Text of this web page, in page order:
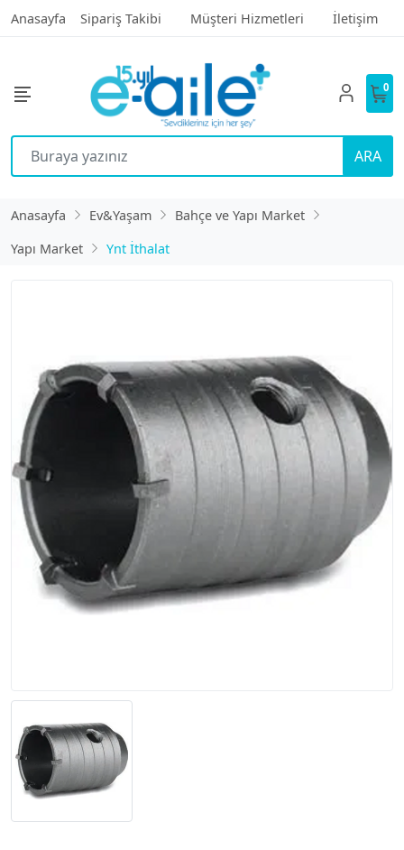
Anasayfa Sipariş Takibi Müşteri Hizmetleri İletişim
ARA
0
Anasayfa Ev&Yaşam
Bahçe ve Yapı Market
Yapı Market
Ynt İthalat